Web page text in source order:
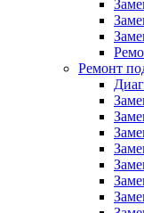
Ремонт